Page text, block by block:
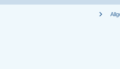
chevron_right